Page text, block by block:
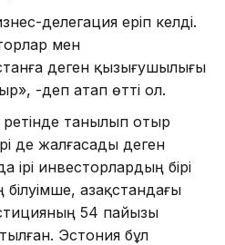
делегация еріп келді.
мен
деген қызығушылығы
-деп атап өтті ол.
ретінде танылып отыр
де жалғасады деген
ірі инвесторлардың бірі
Қазақстандағы
54 пайызы
Эстония бұл